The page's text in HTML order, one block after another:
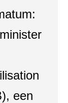
een